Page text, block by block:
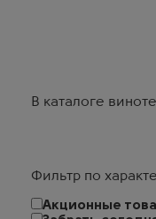
В каталоге
Фильтр по
Акционные